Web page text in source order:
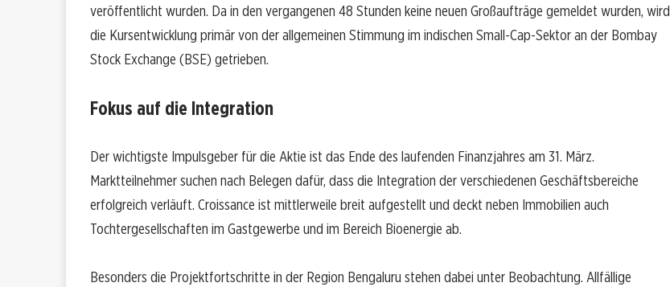
veröffentlicht wurden. Da in den vergangenen 48 Stunden keine neuen Großaufträge gemeldet wurden, wird
die Kursentwicklung primär von der allgemeinen Stimmung im indischen Small-Cap-Sektor an der Bombay
Stock Exchange (BSE) getrieben.
Fokus auf die Integration
Der wichtigste Impulsgeber für die Aktie ist das Ende des laufenden Finanzjahres am 31. März.
Marktteilnehmer suchen nach Belegen dafür, dass die Integration der verschiedenen Geschäftsbereiche
erfolgreich verläuft. Croissance ist mittlerweile breit aufgestellt und deckt neben Immobilien auch
Tochtergesellschaften im Gastgewerbe und im Bereich Bioenergie ab.
Besonders die Projektfortschritte in der Region Bengaluru stehen dabei unter Beobachtung. Allfällige